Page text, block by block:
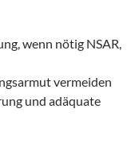
wenn nötig NSAR,
vermeiden
und adäquate